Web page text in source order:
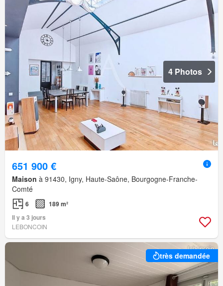
4 Photos
651 900 €
Maison à 91430, Igny, Haute-Saône, Bourgogne-Franche-
Comté
6
189 m²
Il y a 3 jours
LEBONCOIN
très demandée